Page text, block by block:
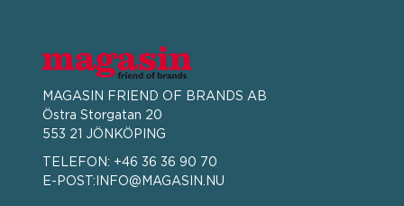
MAGASIN FRIEND OF BRANDS AB
Östra Storgatan 20
553 21 JÖNKÖPING
TELEFON: +46 36 36 90 70
E-POST: INFO@MAGASIN.NU